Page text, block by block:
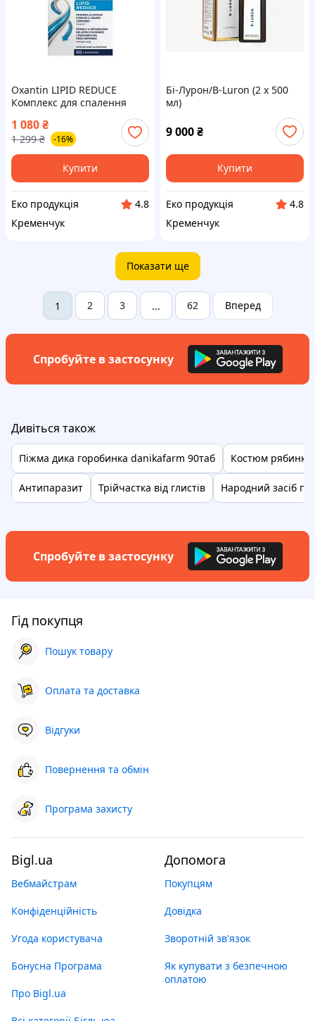
Oxantin LIPID REDUCE
Комплекс для спалення
жиру, зменшує відкладення
та посилює ліполіз, 60 таб.
1 080₴
1 299 ₴ -16%
Купити
Еко продукція
4.8
Кременчук
Бі-Лурон/B-Luron (2 х 500
мл)
9 000₴
Купити
Еко продукція
4.8
Кременчук
Показати ще
1 2 3 ... 62 Вперед
Спробуйте в застосунку
Дивіться також
Піжма дика горобинка danikafarm 90таб Костюм рябинки
Антипаразит Трійчастка від глистів Народний засіб
Спробуйте в застосунку
Гід покупця
Пошук товару
Оплата та доставка
Відгуки
Повернення та обмін
Програма захисту
Bigl.ua
Вебмайстрам
Конфіденційність
Угода користувача
Бонусна Програма
Про Bigl.ua
Допомога
Покупцям
Довідка
Зворотній зв'язок
Як купувати з безпечною
оплатою